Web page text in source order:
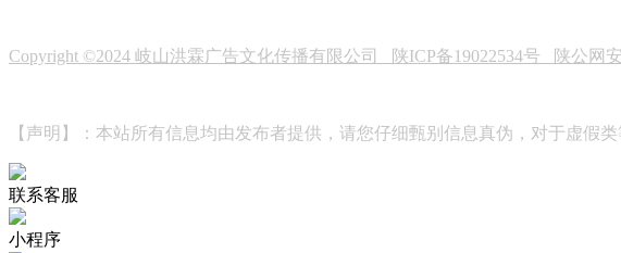
Copyright ©2024 岐山洪霖广告文化传播有限公司 陕ICP备19022534号 陕公网
【声明】：本站所有信息均由发布者提供，请您仔细甄别信息真伪，对于虚假
联系客服
小程序